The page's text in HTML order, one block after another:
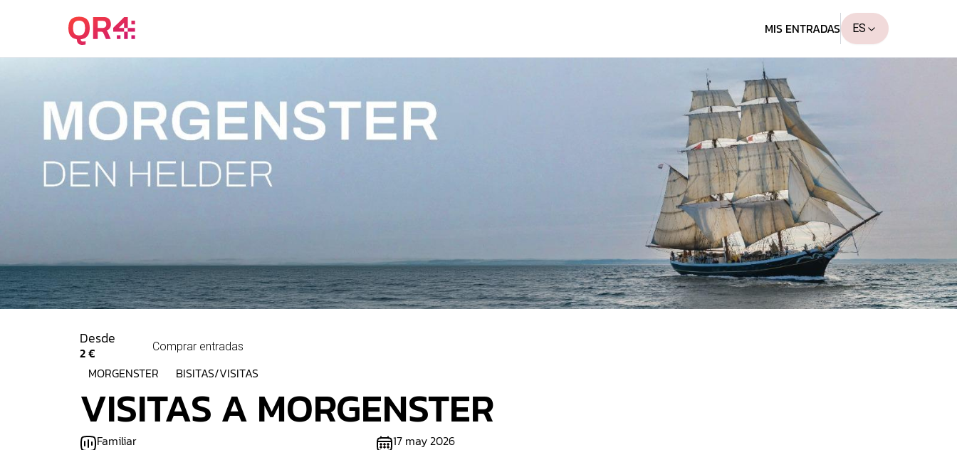
MIS ENTRADAS ES
Desde
2 € Comprar entradas
MORGENSTER BISITAS/VISITAS
VISITAS A MORGENSTER
Familiar
17 may 2026